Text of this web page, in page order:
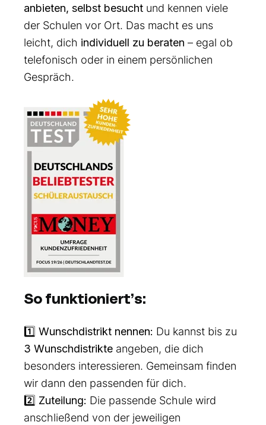
anbieten, selbst besucht und kennen viele
der Schulen vor Ort. Das macht es uns
leicht, dich individuell zu beraten – egal ob
telefonisch oder in einem persönlichen
Gespräch.
So funktioniert’s:
1️⃣ Wunschdistrikt nennen: Du kannst bis zu
3 Wunschdistrikte angeben, die dich
besonders interessieren. Gemeinsam finden
wir dann den passenden für dich.
2️⃣ Zuteilung: Die passende Schule wird
anschließend von der jeweiligen